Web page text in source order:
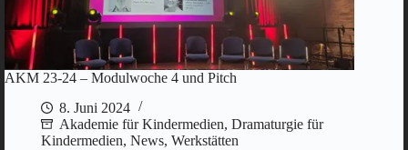
AKM 23-24 – Modulwoche 4 und Pitch
8. Juni 2024
Akademie für Kindermedien, Dramaturgie für
Kindermedien, News, Werkstätten